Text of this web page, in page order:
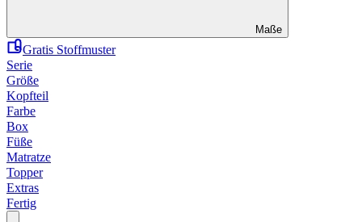
Maße
Gratis Stoffmuster
Serie
Größe
Kopfteil
Farbe
Box
Füße
Matratze
Topper
Extras
Fertig